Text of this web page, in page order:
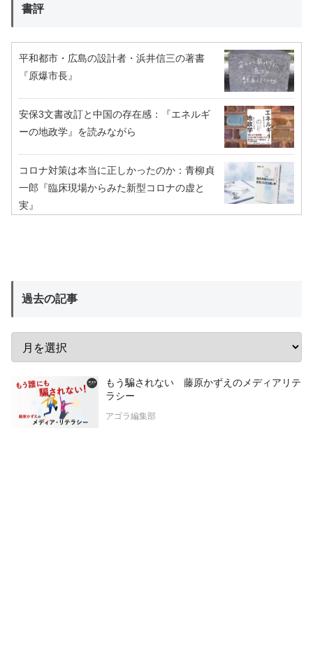
書評
平和都市・広島の設計者・浜井信三の著書
『原爆市長』
安保3文書改訂と中国の存在感：『エネルギ
ーの地政学』を読みながら
コロナ対策は本当に正しかったのか：青柳貞
一郎『臨床現場からみた新型コロナの虚と
実』
過去の記事
もう騙されない 藤原かずえのメディアリテ
ラシー
アゴラ編集部